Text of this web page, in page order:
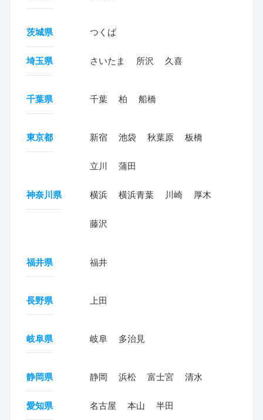
茨城県 つくば
埼玉県 さいたま 所沢 久喜
千葉県 千葉 柏 船橋
東京都 新宿 池袋 秋葉原 板橋
立川 蒲田
神奈川県 横浜 横浜青葉 川崎 厚木
藤沢
福井県 福井
長野県 上田
岐阜県 岐阜 多治見
静岡県 静岡 浜松 富士宮 清水
愛知県 名古屋 本山 半田